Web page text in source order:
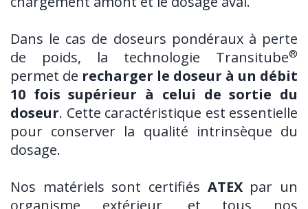
Dans le cas de doseurs pondéraux à perte
de poids, la technologie Transitube®
permet de recharger le doseur à un débit
10 fois supérieur à celui de sortie du
doseur. Cette caractéristique est essentielle
pour conserver la qualité intrinsèque du
dosage.
Nos matériels sont certifiés ATEXpar un
organisme extérieur, et tous nos